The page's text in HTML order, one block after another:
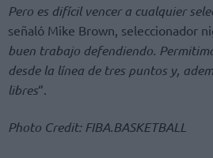
Pero es difícil vencer a cualquier
señaló Mike Brown, seleccionador
buen trabajo defendiendo.
desde la línea de tres puntos y,
libres“.
Photo Credit: FIBA.BASKETBALL